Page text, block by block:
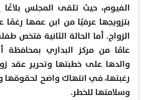
الفيوم، حيث تلقى المجلس بلاغًا
بتزويجها عرفيًا من ابن عمها رغمًا
عامًا من مركز البداري
والدها على خطبتها وتحرير عقد
رغبتها، في انتهاك واضح لحقوقها
وسلامتها للخطر.